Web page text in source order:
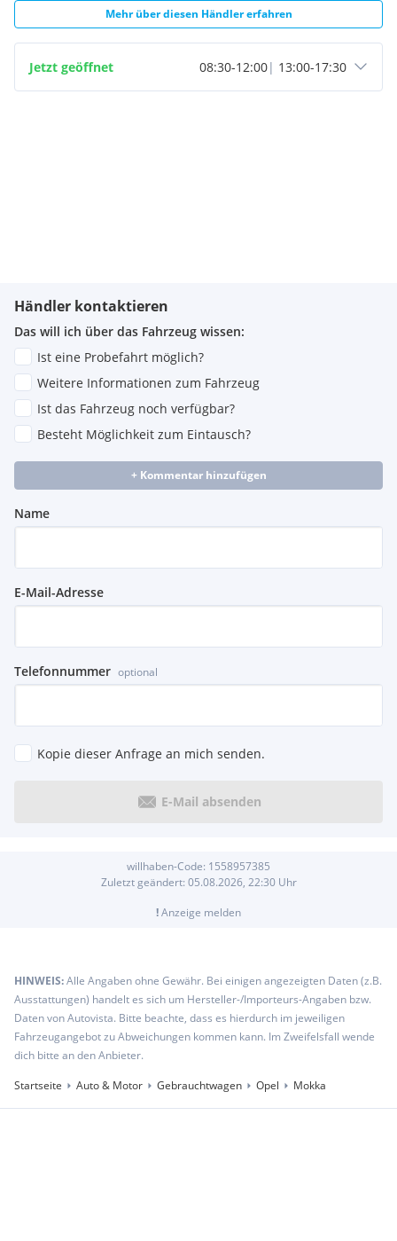
Mehr über diesen Händler erfahren
Jetzt geöffnet 08:30-12:00| 13:00-17:30
Händler kontaktieren
Das will ich über das Fahrzeug wissen:
Ist eine Probefahrt möglich?
Weitere Informationen zum Fahrzeug
Ist das Fahrzeug noch verfügbar?
Besteht Möglichkeit zum Eintausch?
+ Kommentar hinzufügen
Name
E-Mail-Adresse
Telefonnummer optional
Kopie dieser Anfrage an mich senden.
E-Mail absenden
willhaben-Code: 1558957385
Zuletzt geändert: 05.08.2026, 22:30Uhr
!Anzeige melden
HINWEIS:Alle Angaben ohne Gewähr. Bei einigen angezeigten Daten (z.B.
Ausstattungen) handelt es sich um Hersteller-/Importeurs-Angaben bzw.
Daten von Autovista. Bitte beachte, dass es hierdurch im jeweiligen
Fahrzeugangebot zu Abweichungen kommen kann. Im Zweifelsfall wende
dich bitte an den Anbieter.
Startseite
Auto & Motor Gebrauchtwagen Opel Mokka